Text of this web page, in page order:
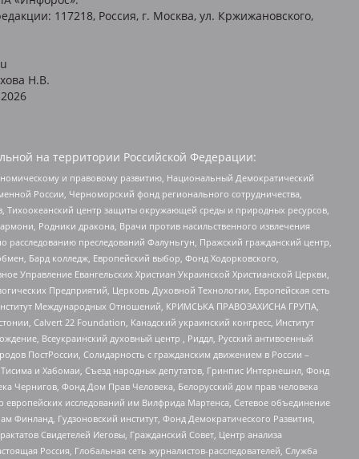
117218, Россия, г. Москва, ул. Кржижановского,
Н.В.
2026
на территории Российской Федерации:
и правовому развитию, Национальный Демократический
России, Черноморский фонд регионального сотрудничества,
центр защиты окружающей среды и природных ресурсов,
Родники дракона, Врачи против насильственного извлечения
преследований Фалуньгун, Пражский гражданский центр,
Бард колледж, Европейский выбор, Фонд Ходорковского,
Управление Евангельских Христиан Украинской Христианской Церкви,
Предприятий, Церковь Духовной Технологии, Европейская сеть
Международных Отношений, КРИМСЬКА ПРАВОЗАХИСНА ГРУПА,
Calvert 22 Foundation, Канадский украинский конгресс, Институт
Всеукраинский духовный центр , Риддл, Русский антивоенный
ПостРоссии, Солидарность с гражданским движением в России –
и Хабомаи, Съезд народных депутатов, Гринпис Интернешнл, Фонд
Чернигов, Фонд Дом Прав Человека, Белорусский дом прав человека
исследований им Вилфрида Мартенса, Сетевое объединение
Гудзоновский институт, Фонд Демократического Развития,
Свидетелей Иеговы, Гражданский Совет, Центр анализа
Россия, Глобальная сеть журналистов-расследователей, Служба